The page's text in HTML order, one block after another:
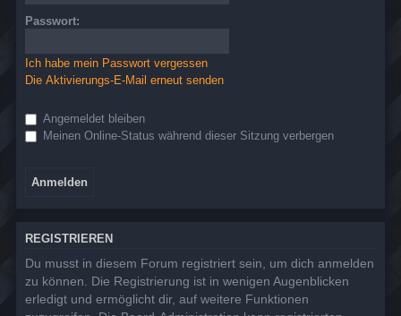
Passwort:
Ich habe mein Passwort vergessen
Die Aktivierungs-E-Mail erneut senden
Angemeldet bleiben
Meinen Online-Status während dieser Sitzung verbergen
REGISTRIEREN
Du musst in diesem Forum registriert sein, um dich anmelden
zu können. Die Registrierung ist in wenigen Augenblicken
erledigt und ermöglicht dir, auf weitere Funktionen